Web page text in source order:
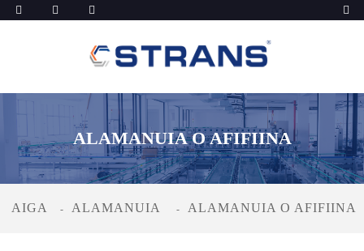
ALAMANUIA O AFIFIINA
AIGA ALAMANUIA ALAMANUIA O AFIFIINA